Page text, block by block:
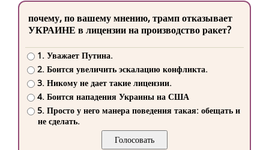
почему, по вашему мнению, трамп отказывает
УКРАИНЕ в лицензии на производство ракет?
1. Уважает Путина.
2. Боится увеличить эскалацию конфликта.
3. Никому не дает такие лицензии.
4. Боится нападения Украины на США
5. Просто у него манера поведения такая: обещать и
не сделать.